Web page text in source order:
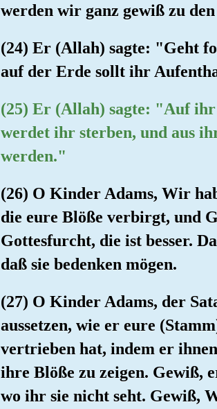
werden wir ganz gewiß zu
(24) Er (Allah) sagte: "Geht
auf der Erde sollt ihr
(25) Er (Allah) sagte: "Auf
werdet ihr sterben, und aus
werden."
(26) O Kinder Adams, Wir
die eure Blöße verbirgt, und
Gottesfurcht, die ist besser.
daß sie bedenken mögen.
(27) O Kinder Adams, der
aussetzen, wie er eure
vertrieben hat, indem er
ihre Blöße zu zeigen. Gewiß,
wo ihr sie nicht seht. Gewiß,